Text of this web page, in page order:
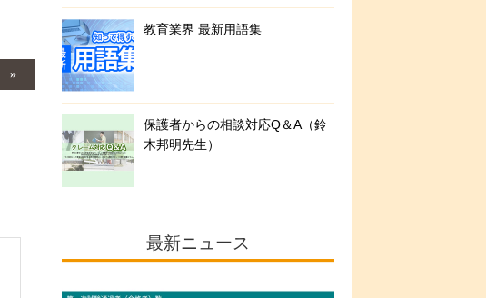
教育業界 最新用語集
保護者からの相談対応Q＆A（鈴
木邦明先生）
最新ニュース